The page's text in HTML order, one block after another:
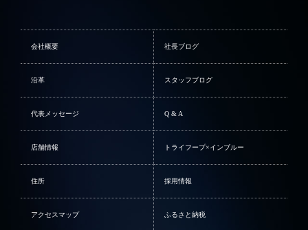
会社概要 社長ブログ
沿革 スタッフブログ
代表メッセージ Q & A
店舗情報 トライフープ×インブルー
住所 採用情報
アクセスマップ ふるさと納税